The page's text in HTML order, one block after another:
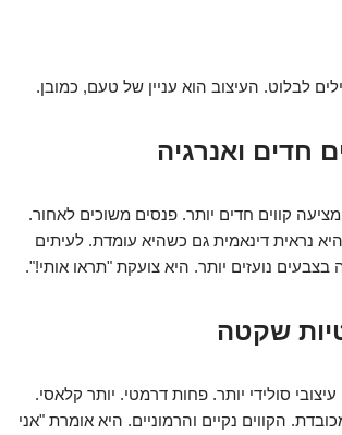
לבלוט. העיצוב הוא עניין של טעם, כמובן.
חדים ואנרגיה
קווים חדים יותר. פנסים משוכים לאחור.
היא נראית דינאמית גם כשהיא עומדת. לעיתים
בצבעים נועזים יותר. היא צועקת "תראו אותי!".
שקטה
סולידי יותר. פחות דרמטי. יותר קלאסי.
הקווים נקיים והרמוניים. היא אומרת "אני